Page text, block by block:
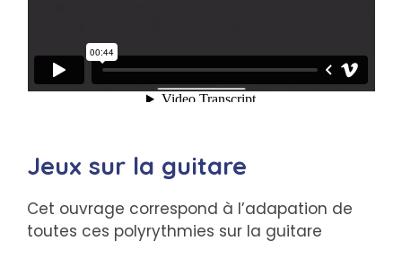
Jeux sur la guitare
Cet ouvrage correspond à l’adapation de
toutes ces polyrythmies sur la guitare